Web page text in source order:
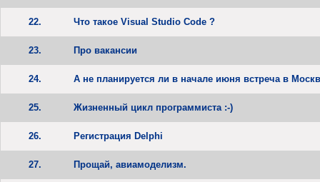
22. Что такое Visual Studio Code ?
23. Про вакансии
24. А не планируется ли в начале июня встреча в
25. Жизненный цикл программиста :-)
26. Регистрация Delphi
27. Прощай, авиамоделизм.